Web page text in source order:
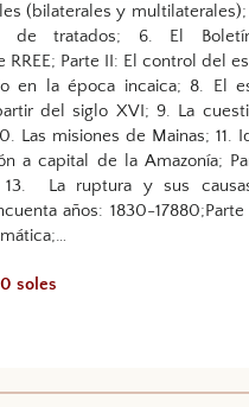
(bilaterales y multilaterales);
de tratados; 6. El
RREE; Parte II: El control del
en la época incaica; 8. El
del siglo XVI; 9. La
Las misiones de Mainas; 11.
a capital de la Amazonía;
13. La ruptura y sus
años: 1830-
soles